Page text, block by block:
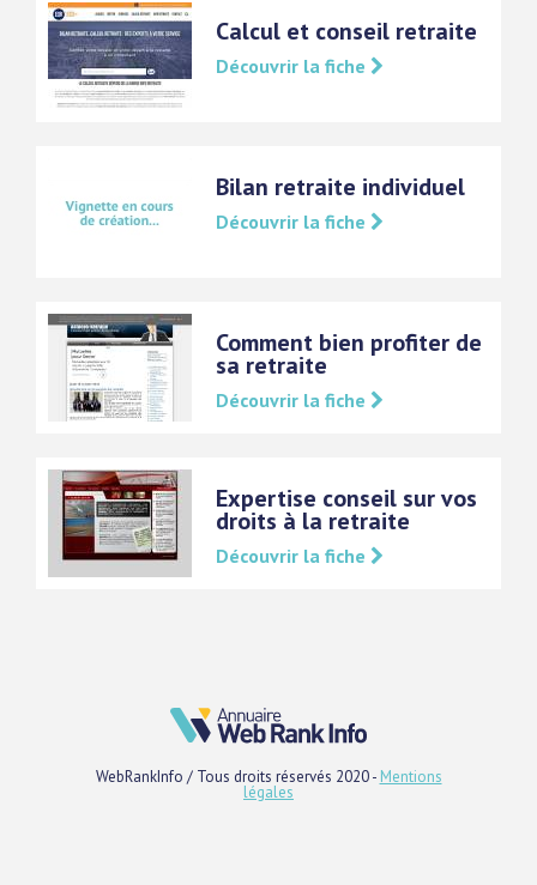
Calcul et conseil retraite
Découvrir la fiche
Bilan retraite individuel
Découvrir la fiche
Comment bien profiter de
sa retraite
Découvrir la fiche
Expertise conseil sur vos
droits à la retraite
Découvrir la fiche
WebRankInfo / Tous droits réservés 2020 - Mentions
légales